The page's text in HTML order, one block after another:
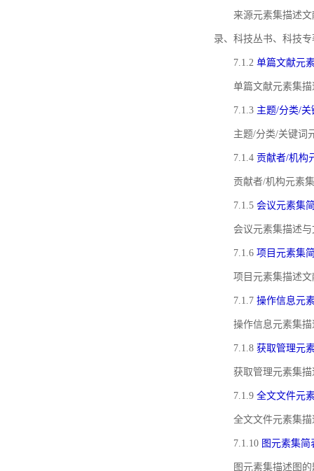
来源元素集描述
录、科技丛书、科技
7.1.2 单篇文献元
单篇文献元素集
7.1.3 主题/分类/
主题/分类/关键词
7.1.4 贡献者/机构
贡献者/机构元素
7.1.5 会议元素集
会议元素集描述
7.1.6 项目元素集
项目元素集描述
7.1.7 操作信息元
操作信息元素集
7.1.8 获取管理元
获取管理元素集
7.1.9 全文文件元
全文文件元素集
7.1.10 图元素集简
图元素集描述图